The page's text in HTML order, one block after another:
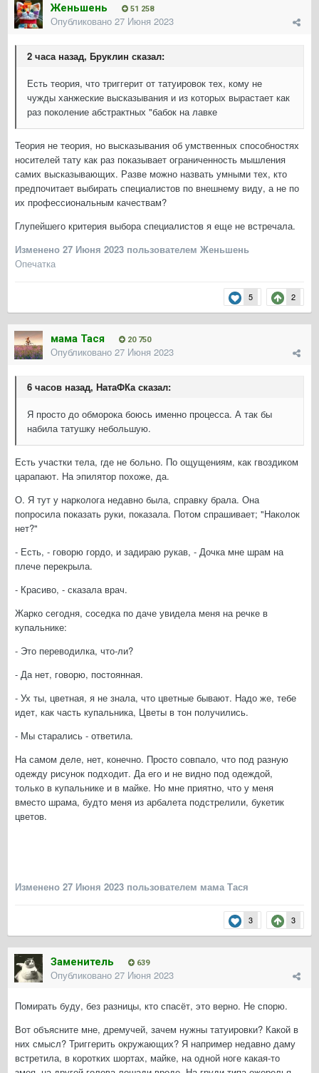
Женьшень 51 258
Опубликовано 27 Июня 2023
2 часа назад, Бруклин сказал:
Есть теория, что триггерит от татуировок тех, кому не
чужды ханжеские высказывания и из которых вырастает как
раз поколение абстрактных "бабок на лавке
Теория не теория, но высказывания об умственных способностях
носителей тату как раз показывает ограниченность мышления
самих высказывающих. Разве можно назвать умными тех, кто
предпочитает выбирать специалистов по внешнему виду, а не по
их профессиональным качествам?
Глупейшего критерия выбора специалистов я еще не встречала.
Изменено 27 Июня 2023 пользователем Женьшень
Опечатка
5 2
мама Тася 20 750
Опубликовано 27 Июня 2023
6 часов назад, НатаФКа сказал:
Я просто до обморока боюсь именно процесса. А так бы
набила татушку небольшую.
Есть участки тела, где не больно. По ощущениям, как гвоздиком
царапают. На эпилятор похоже, да.
О. Я тут у нарколога недавно была, справку брала. Она
попросила показать руки, показала. Потом спрашивает; "Наколок
нет?"
- Есть, - говорю гордо, и задираю рукав, - Дочка мне шрам на
плече перекрыла.
- Красиво, - сказала врач.
Жарко сегодня, соседка по даче увидела меня на речке в
купальнике:
- Это переводилка, что-ли?
- Да нет, говорю, постоянная.
- Ух ты, цветная, я не знала, что цветные бывают. Надо же, тебе
идет, как часть купальника, Цветы в тон получились.
- Мы старались - ответила.
На самом деле, нет, конечно. Просто совпало, что под разную
одежду рисунок подходит. Да его и не видно под одеждой,
только в купальнике и в майке. Но мне приятно, что у меня
вместо шрама, будто меня из арбалета подстрелили, букетик
цветов.
Изменено 27 Июня 2023 пользователем мама Тася
3 3
Заменитель 639
Опубликовано 27 Июня 2023
Помирать буду, без разницы, кто спасёт, это верно. Не спорю.
Вот объясните мне, дремучей, зачем нужны татуировки? Какой в
них смысл? Триггерить окружающих? Я например недавно даму
встретила, в коротких шортах, майке, на одной ноге какая-то